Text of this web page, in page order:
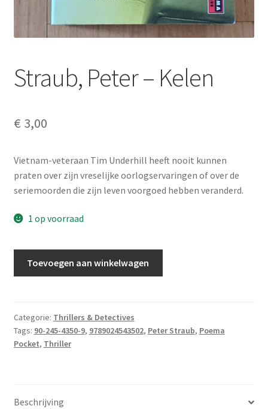
Straub, Peter – Kelen
€ 3,00
Vietnam-veteraan Tim Underhill heeft nooit kunnen
praten over zijn vreselijke oorlogservaringen of over de
seriemoorden die zijn leven voorgoed hebben veranderd.
1 op voorraad
aantal
Toevoegen aan winkelwagen
Categorie: Thrillers & Detectives
Tags: 90-245-4350-9, 9789024543502, Peter Straub, Poema
Pocket, Thriller
Beschrijving